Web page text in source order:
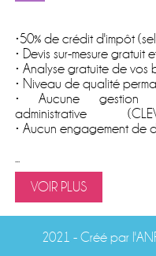
•50% de crédit d'impôt
• Devis sur-mesure gratuit
• Analyse gratuite de vos
• Niveau de qualité
• Aucune gestion
administrative
• Aucun engagement de
...
VOIR PLUS
2021 - Créé par